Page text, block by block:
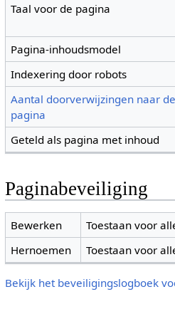
Taal voor de pagina
Pagina-inhoudsmodel
Indexering door robots
Aantal doorverwijzingen naar
pagina
Geteld als pagina met inhoud
Paginabeveiliging
Bewerken
Toestaan voor
Hernoemen
Toestaan voor
Bekijk het beveiligingslogboek